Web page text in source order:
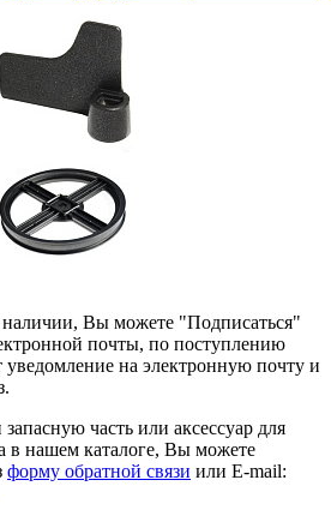
наличии, Вы можете "Подписаться"
почты, по поступлению
уведомление на электронную почту и
часть или аксессуар для
в нашем каталоге, Вы можете
форму обратной связи или E-mail: